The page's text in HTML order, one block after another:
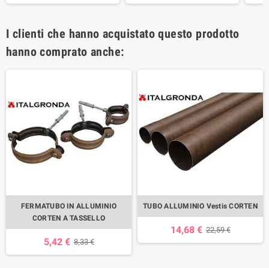
I clienti che hanno acquistato questo prodotto
hanno comprato anche:
FERMATUBO IN ALLUMINIO
CORTEN A TASSELLO
5,42 € 8,33 €
TUBO ALLUMINIO Vestis CORTEN
14,68 € 22,59 €